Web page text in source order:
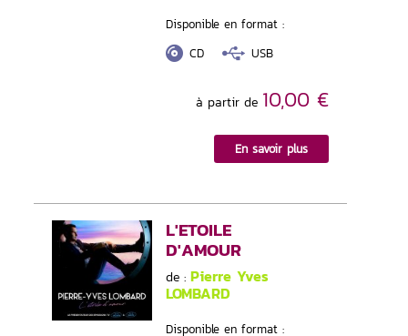
Disponible en format :
CD
USB
à partir de 10,00 €
En savoir plus
L'ETOILE
D'AMOUR
de : Pierre Yves
LOMBARD
Disponible en format :